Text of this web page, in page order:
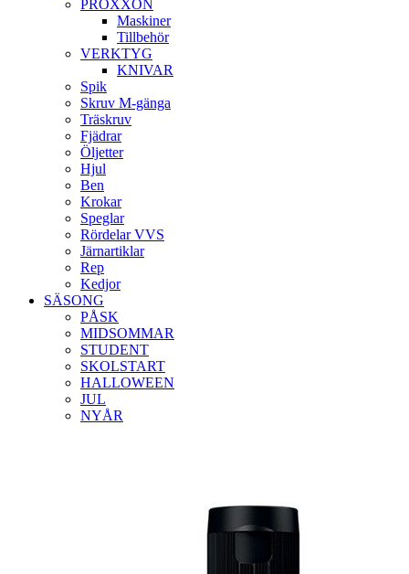
PROXXON
Maskiner
Tillbehör
VERKTYG
KNIVAR
Spik
Skruv M-gänga
Träskruv
Fjädrar
Öljetter
Hjul
Ben
Krokar
Speglar
Rördelar VVS
Järnartiklar
Rep
Kedjor
SÄSONG
PÅSK
MIDSOMMAR
STUDENT
SKOLSTART
HALLOWEEN
JUL
NYÅR